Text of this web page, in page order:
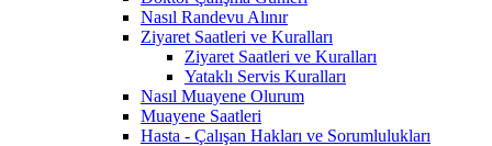
Nasıl Randevu Alınır
Ziyaret Saatleri ve Kuralları
Ziyaret Saatleri ve Kuralları
Yataklı Servis Kuralları
Nasıl Muayene Olurum
Muayene Saatleri
Hasta - Çalışan Hakları ve Sorumlulukları